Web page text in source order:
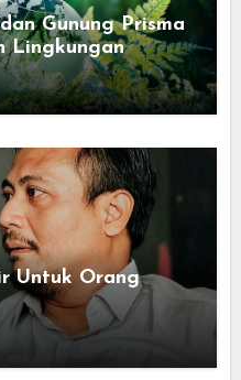
Gunung Prisma
Lingkungan
Untuk Orang